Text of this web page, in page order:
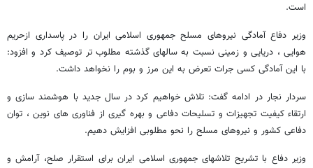
است.
وزیر دفاع آمادگی نیروهای مسلح جمهوری اسلامی ایران را در پاسداری ازحریم
هوایی ، دریایی و زمینی نسبت به سالهای گذشته مطلوب تر توصیف کرد و افزود:
با این آمادگی کسی جرات تعرض به این مرز و بوم را نخواهد داشت.
سردار نجار در ادامه گفت: تلاش خواهیم کرد در سال جدید با هوشمند سازی و
ارتقاء کیفیت تجهیزات و تسلیحات دفاعی و بهره گیری از فناوری های نوین ، توان
دفاعی کشور و نیروهای مسلح را نحو مطلوبی افزایش دهیم.
وزیر دفاع با تشریح تلاشهای جمهوری اسلامی ایران برای استقرار صلح، آرامش و